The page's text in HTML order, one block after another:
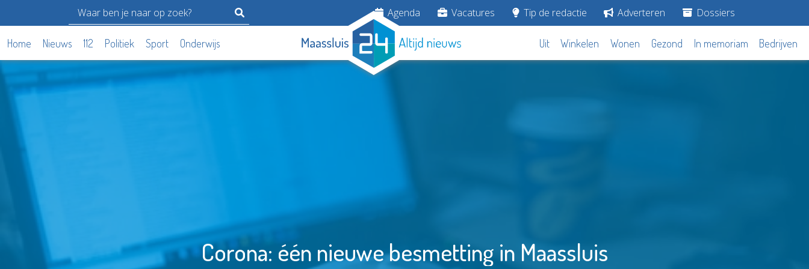
Agenda Vacatures Tip de redactie Adverteren Dossiers
Home Nieuws 112 Politiek Sport Onderwijs Uit Winkelen Wonen Gezond In memoriam Bedrijven
Corona: één nieuwe besmetting in Maassluis